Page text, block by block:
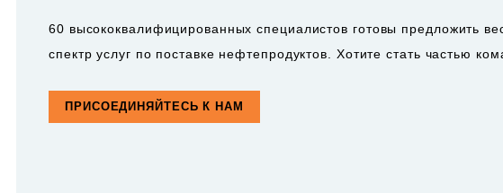
60 высококвалифицированных специалистов готовы предложить
спектр услуг по поставке нефтепродуктов. Хотите стать частью
ПРИСОЕДИНЯЙТЕСЬ К НАМ